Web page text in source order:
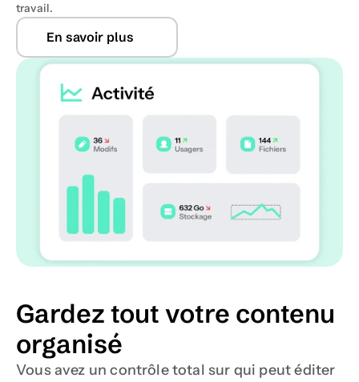
travail.
En savoir plus
Gardez tout votre contenu
organisé
Vous avez un contrôle total sur qui peut éditer